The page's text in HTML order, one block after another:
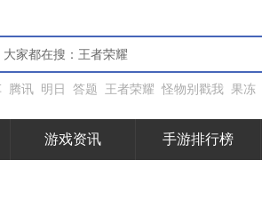
腾讯 明日 答题 王者荣耀 怪物别戳我 果冻
游戏资讯 手游排行榜